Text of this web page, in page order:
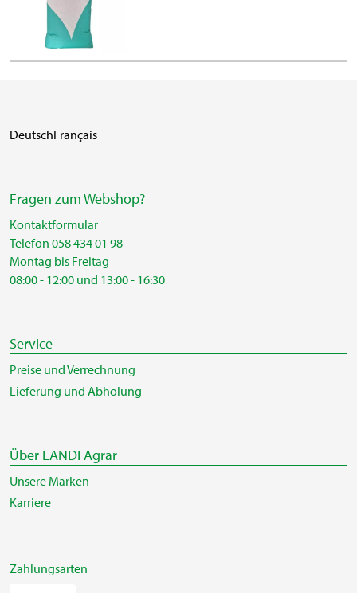
DeutschFrançais
Fragen zum Webshop?
Kontaktformular
Telefon 058 434 01 98
Montag bis Freitag
08:00 - 12:00 und 13:00 - 16:30
Service
Preise und Verrechnung
Lieferung und Abholung
Über LANDI Agrar
Unsere Marken
Karriere
Zahlungsarten